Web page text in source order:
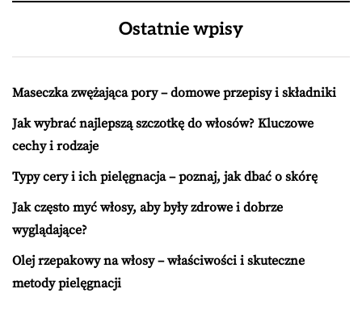
Ostatnie wpisy
Maseczka zwężająca pory – domowe przepisy i składniki
Jak wybrać najlepszą szczotkę do włosów? Kluczowe
cechy i rodzaje
Typy cery i ich pielęgnacja – poznaj, jak dbać o skórę
Jak często myć włosy, aby były zdrowe i dobrze
wyglądające?
Olej rzepakowy na włosy – właściwości i skuteczne
metody pielęgnacji